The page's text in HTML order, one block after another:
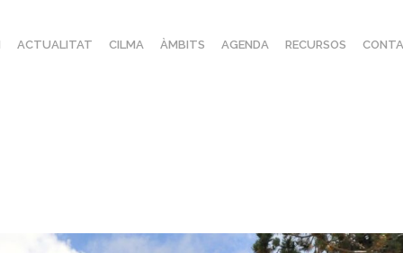
ACTUALITAT CILMA ÀMBITS AGENDA RECURSOS